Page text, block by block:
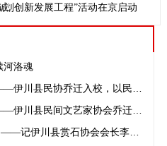
划创新发展工程”活动在京启动
河洛魂
● 雅境育新苗 文脉启新程——伊川县民协乔迁入校，以民间文艺深耕文化育人
● 新址启新程 民艺谱新篇——伊川县民间文艺家协会乔迁揭牌仪式顺利举办
● 藏石载初心，文脉润伊川——记伊川县赏石协会会长李志锋